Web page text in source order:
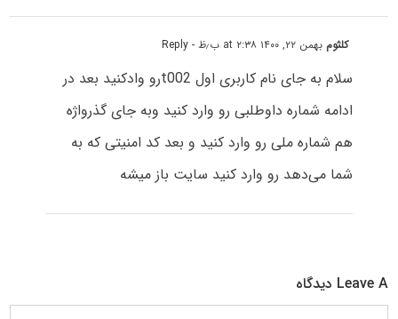
کلثوم بهمن ۲۲, ۱۴۰۰ at ۲:۳۸ ب٫ظ - Reply
سلام به جای نام کاربری اول t002رو وادکنید بعد در
ادامه شماره داوطلبی رو وارد کنید وبه جای گذرواژه
هم شماره ملی رو وارد کنید و بعد کد امنیتی که به
شما می‌دهد رو وارد کنید سایت باز میشه
Leave A دیدگاه